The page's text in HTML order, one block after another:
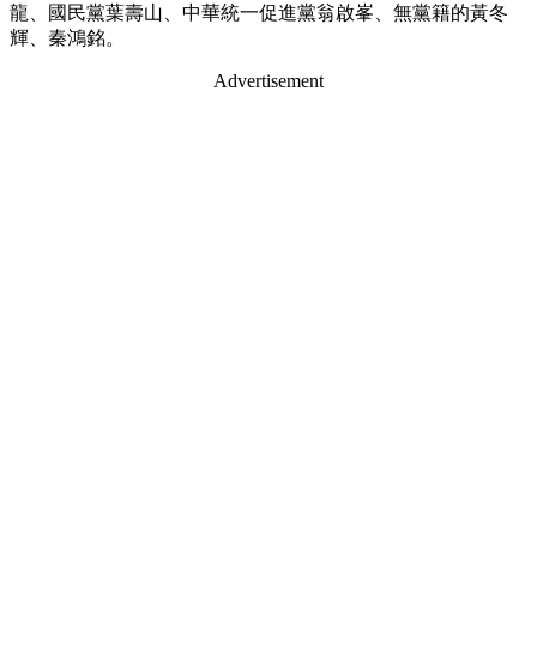
龍、國民黨葉壽山、中華統一促進黨翁啟峯、無黨籍的黃冬
輝、秦鴻銘。
Advertisement